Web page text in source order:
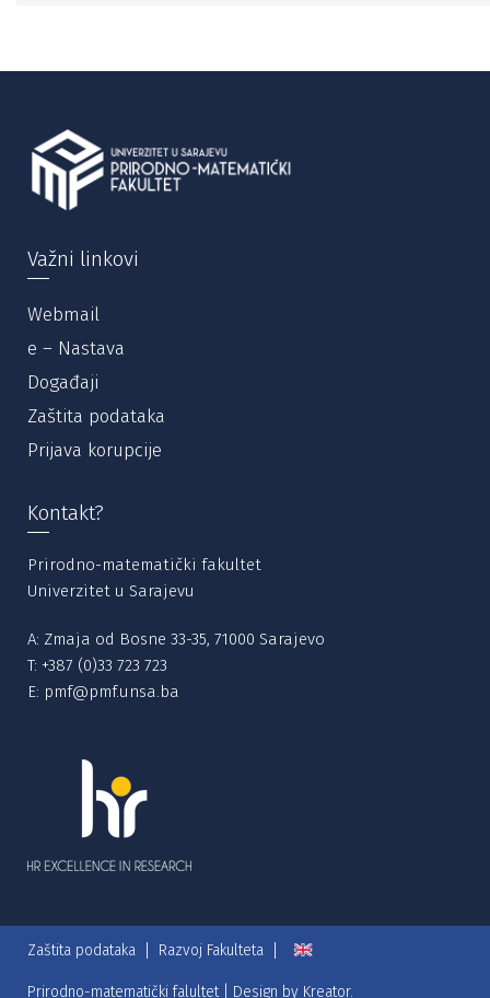
Važni linkovi
Webmail
e – Nastava
Događaji
Zaštita podataka
Prijava korupcije
Kontakt?
Prirodno-matematički fakultet
Univerzitet u Sarajevu
A: Zmaja od Bosne 33-35, 71000 Sarajevo
T: +387 (0)33 723 723
E: pmf@pmf.unsa.ba
Zaštita podataka Razvoj Fakulteta
Prirodno-matematički falultet | Design by Kreator.